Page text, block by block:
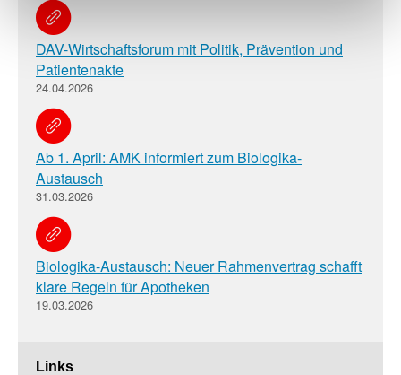
Links
DAV-Wirtschaftsforum mit Politik, Prävention und
Patientenakte
24.04.2026
Ab 1. April: AMK informiert zum Biologika-
Austausch
31.03.2026
Biologika-Austausch: Neuer Rahmenvertrag schafft
klare Regeln für Apotheken
19.03.2026